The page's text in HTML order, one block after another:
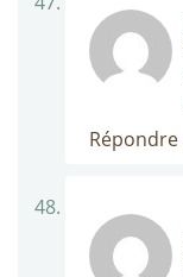
Répondre